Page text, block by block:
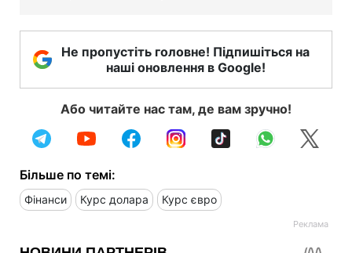
Не пропустіть головне! Підпишіться на
наші оновлення в Google!
Або читайте нас там, де вам зручно!
Більше по темі:
Фінанси Курс долара Курс євро